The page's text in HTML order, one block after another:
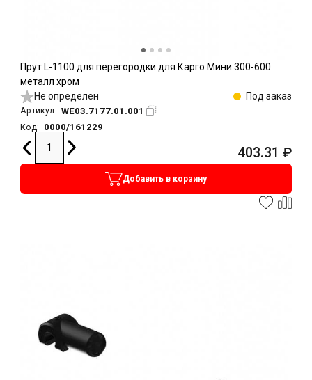
Прут L-1100 для перегородки для Карго Мини 300-600
металл хром
Не определен
Под заказ
Артикул: WE03.7177.01.001
Код: 0000/161229
403.31 ₽
Добавить в корзину